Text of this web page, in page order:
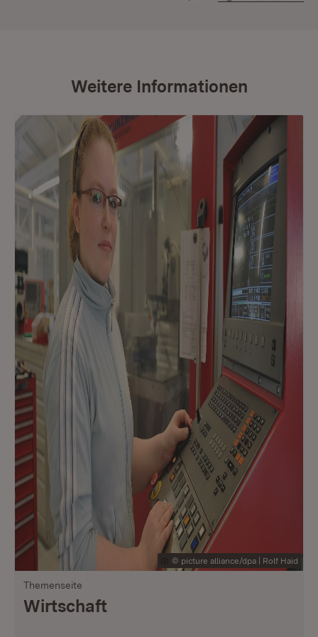
Weitere Informationen
© picture alliance/dpa | Rolf Haid
Themenseite
Wirtschaft